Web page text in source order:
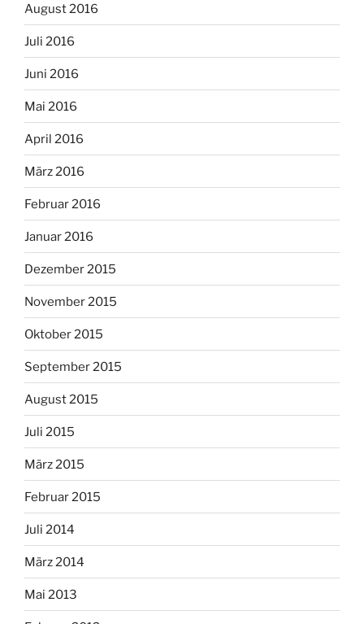
August 2016
Juli 2016
Juni 2016
Mai 2016
April 2016
März 2016
Februar 2016
Januar 2016
Dezember 2015
November 2015
Oktober 2015
September 2015
August 2015
Juli 2015
März 2015
Februar 2015
Juli 2014
März 2014
Mai 2013